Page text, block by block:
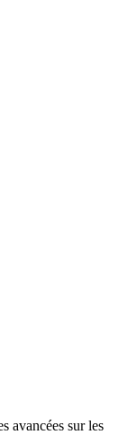
avancées sur les